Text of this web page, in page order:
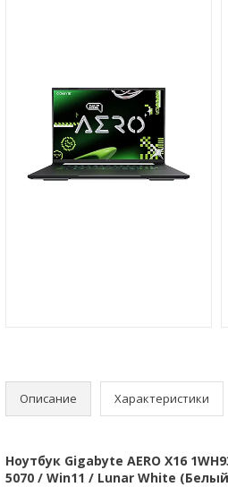
Описание Характеристики
Ноутбук Gigabyte AERO X16
5070 / Win11 / Lunar White